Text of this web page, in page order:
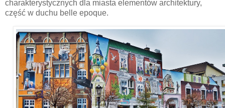
charakterystycznych dla miasta elementów architektury,
część w duchu belle epoque.